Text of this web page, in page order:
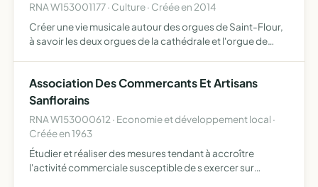
RNA W153001177 · Culture · Créée en 2014
Créer une vie musicale autour des orgues de Saint-Flour,
à savoir les deux orgues de la cathédrale et l'orgue de
Association Des Commercants Et Artisans
Sanflorains
RNA W153000612 · Economie et développement local ·
Créée en 1963
Étudier et réaliser des mesures tendant à accroître
l'activité commerciale susceptible de s exercer sur